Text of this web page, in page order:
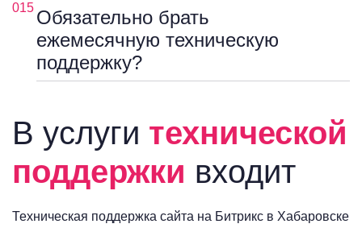
015 Обязательно брать
ежемесячную техническую
поддержку?
В услуги технической
поддержки входит
Техническая поддержка сайта на Битрикс в Хабаровске